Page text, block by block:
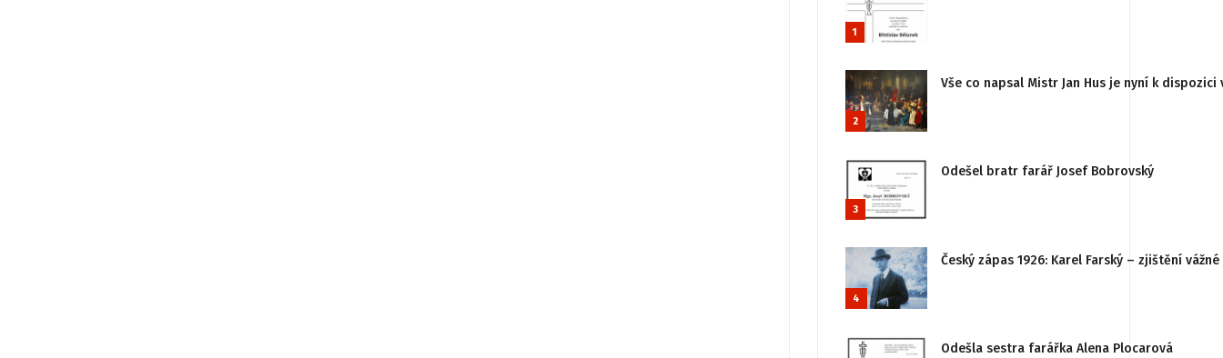
1
2
Vše co napsal Mistr Jan Hus je nyní k
3
Odešel bratr farář Josef Bobrovský
4
Český zápas 1926: Karel Farský – zjištění
Odešla sestra farářka Alena Plocarová